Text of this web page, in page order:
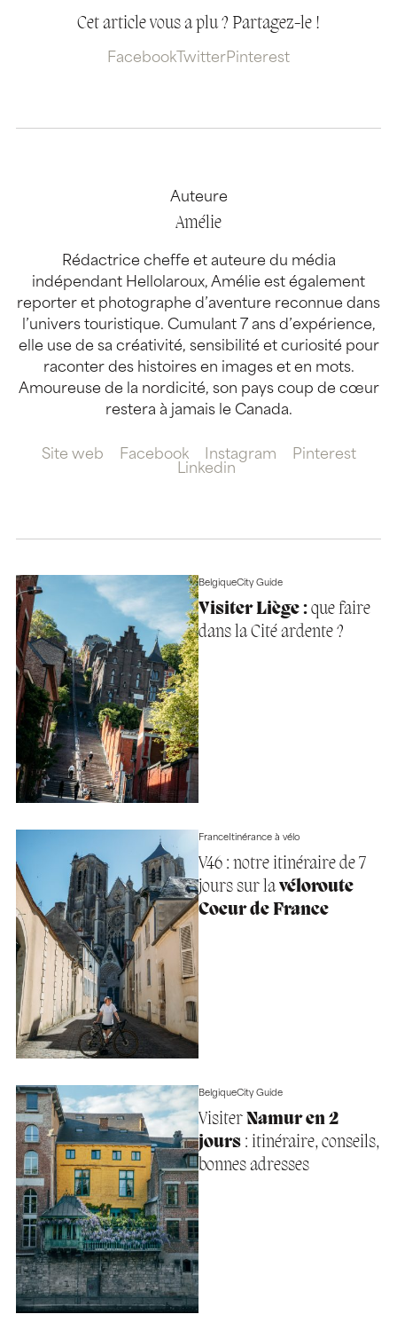
Cet article vous a plu ? Partagez-le !
Facebook TwitterPinterest
Auteure
Amélie
Rédactrice cheffe et auteure du média
indépendant Hellolaroux, Amélie est également
reporter et photographe d’aventure reconnue dans
l’univers touristique. Cumulant 7 ans d’expérience,
elle use de sa créativité, sensibilité et curiosité pour
raconter des histoires en images et en mots.
Amoureuse de la nordicité, son pays coup de cœur
restera à jamais le Canada.
Site web Facebook Instagram
Pinterest
Linkedin
BelgiqueCity Guide
Visiter Liège :que faire
dans la Cité ardente ?
FranceItinérance à vélo
V46 : notre itinéraire de 7
jours sur lavéloroute
Coeur de France
BelgiqueCity Guide
VisiterNamur en 2
jours: itinéraire, conseils,
bonnes adresses